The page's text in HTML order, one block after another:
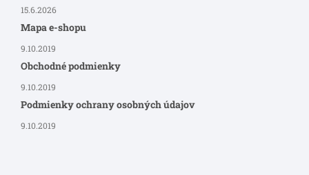
15.6.2026
Mapa e-shopu
9.10.2019
Obchodné podmienky
9.10.2019
Podmienky ochrany osobných údajov
9.10.2019